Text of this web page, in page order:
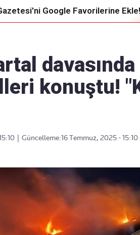
Google Favorilerine
konuştu!
Güncelleme:16 Temmuz, 2025 - 15:10